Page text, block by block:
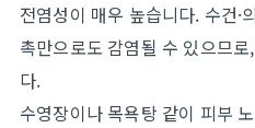
전염성이 매우 높습니다. 수건·
촉만으로도 감염될 수 있으므
다.
수영장이나 목욕탕 같이 피부